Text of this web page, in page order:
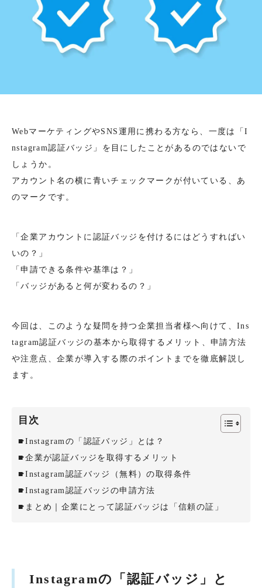
WebマーケティングやSNS運用に携わる方なら、一度は「I
nstagram認証バッジ」を目にしたことがあるのではないで
しょうか。
アカウント名の横に青いチェックマークが付いている、あ
のマークです。
「企業アカウントに認証バッジを付けるにはどうすればい
いの？」
「申請できる条件や基準は？」
「バッジがあると何が変わるの？」
今回は、このような疑問を持つ企業担当者様へ向けて、Ins
tagram認証バッジの基本から取得するメリット、申請方法
や注意点、企業が導入する際のポイントまでを徹底解説し
ます。
目次
Instagramの「認証バッジ」とは？
企業が認証バッジを取得するメリット
Instagram認証バッジ（無料）の取得条件
Instagram認証バッジの申請方法
まとめ｜企業にとって認証バッジは「信頼の証」
Instagramの「認証バッジ」と